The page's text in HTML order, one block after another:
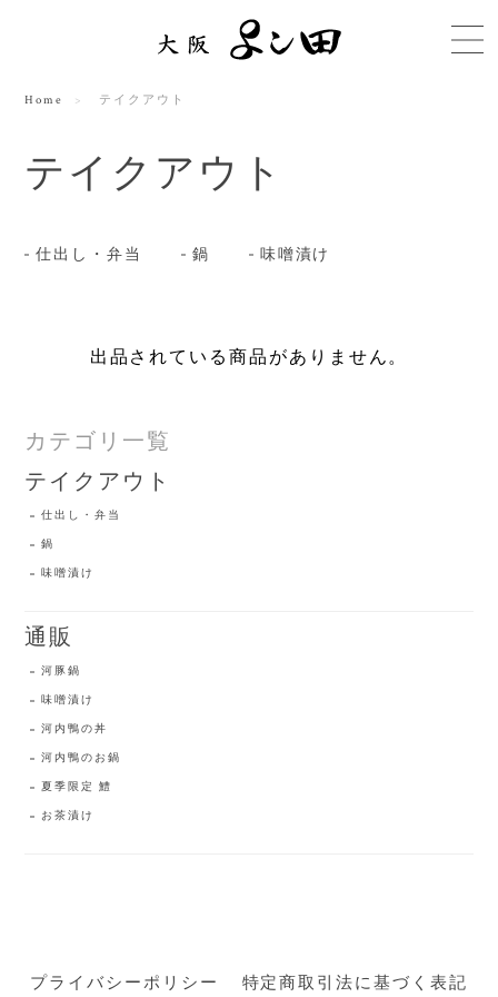
Home テイクアウト
テイクアウト
仕出し・弁当 鍋 味噌漬け
出品されている商品がありません。
カテゴリ一覧
テイクアウト
仕出し・弁当
鍋
味噌漬け
通販
河豚鍋
味噌漬け
河内鴨の丼
河内鴨のお鍋
夏季限定 鱧
お茶漬け
プライバシーポリシー 特定商取引法に基づく表記